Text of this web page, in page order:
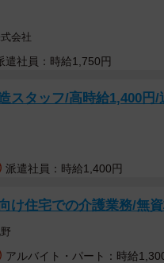
魅力を感じている職種（提
職種」について聞いたと
、「現場系（製造・建設
会社
遣社員：時給1,750円
スタッフ/高時給1,400円
派遣社員：時給1,400円
け住宅での介護業務/無
アルバイト・パート：時給